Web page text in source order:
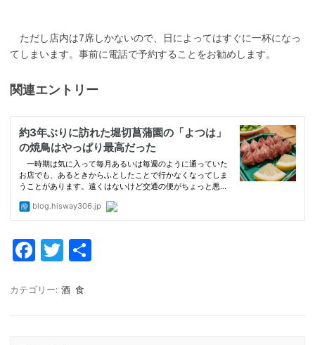
ただし店内は7席しかないので、日によってはすぐに一杯になっ
てしまいます。事前に電話で予約することをお勧めします。
関連エントリー
Fa
e
T
it
カテゴリー: 酒 食